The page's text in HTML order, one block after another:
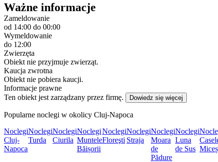
Ważne informacje
Zameldowanie
od 14:00 do 00:00
Wymeldowanie
do 12:00
Zwierzęta
Obiekt nie przyjmuje zwierząt.
Kaucja zwrotna
Obiekt nie pobiera kaucji.
Informacje prawne
Ten obiekt jest zarządzany przez firmę.
Dowiedz się więcej
Popularne noclegi w okolicy Cluj-Napoca
Noclegi
Cluj-
Napoca
Noclegi
Turda
Noclegi
Ciurila
Noclegi
Muntele
Băișorii
Noclegi
Floreşti
Noclegi
Straja
Noclegi
Moara
de
Pădure
Noclegi
Luna
de Sus